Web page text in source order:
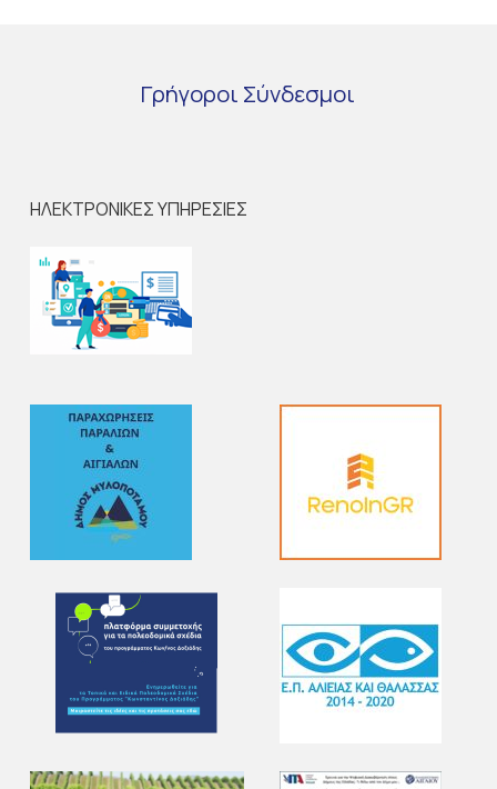
Γρήγοροι Σύνδεσμοι
ΗΛΕΚΤΡΟΝΙΚΕΣ ΥΠΗΡΕΣΙΕΣ